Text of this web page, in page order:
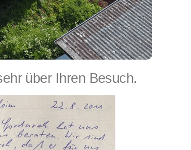
über Ihren Besuch.